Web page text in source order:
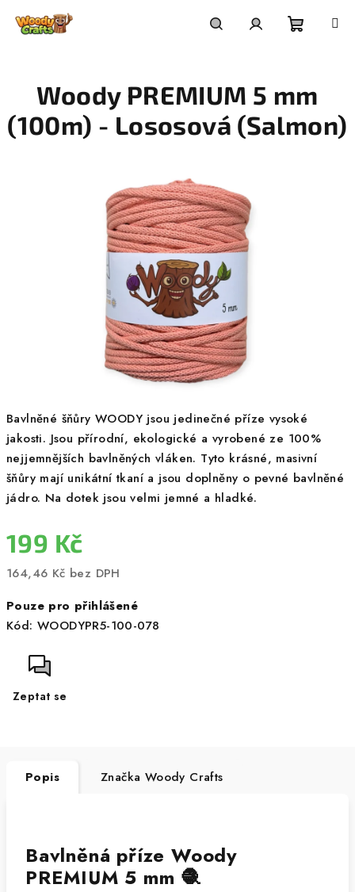
košík
Bavlněné šňůry WOODY jsou jedinečné příze vysoké
jakosti. Jsou přírodní, ekologické a vyrobené ze 100%
nejjemnějších bavlněných vláken. Tyto krásné, masivní
šňůry mají unikátní tkaní a jsou doplněny o pevné bavlněné
jádro. Na dotek jsou velmi jemné a hladké.
199 Kč
164,46 Kč bez DPH
cena:
Pouze pro přihlášené
Kód: WOODYPR5-100-078
Zeptat se
Woody PREMIUM 5 mm
(100m) - Lososová (Salmon)
Popis Značka Woody Crafts
Bavlněná příze Woody
PREMIUM 5 mm 🧶